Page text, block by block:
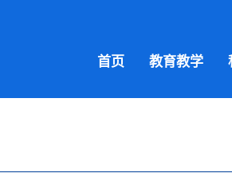
首页 教育教学